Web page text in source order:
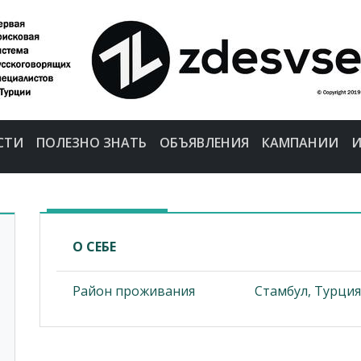
ПОЛЕЗНО ЗНАТЬ ОБЪЯВЛЕНИЯ КАМПАНИИ
О СЕБЕ
Район проживания Стамбул, Турция